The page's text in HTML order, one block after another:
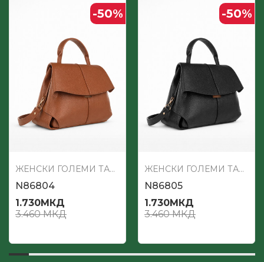
-50%
ЖЕНСКИ ГОЛЕМИ ТАШНИ
N86804
1.730МКД
3.460МКД
-50%
ЖЕНСКИ ГОЛЕМИ ТАШНИ
N86805
1.730МКД
3.460МКД